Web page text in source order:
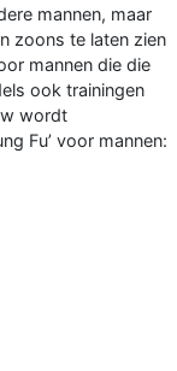
mannen, maar
zoons te laten zien
mannen die die
ook trainingen
wordt
Fu’ voor mannen: